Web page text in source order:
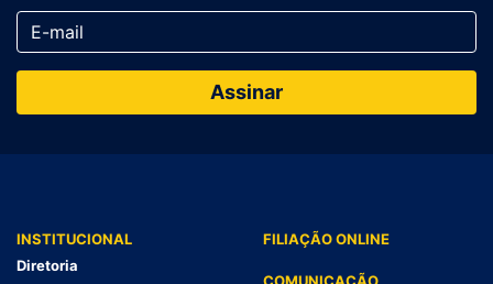
INSTITUCIONAL
Diretoria
FILIAÇÃO ONLINE
COMUNICAÇÃO